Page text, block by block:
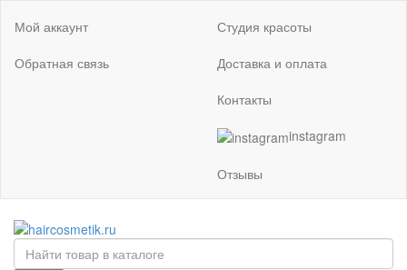
Мой аккаунт
Обратная связь
Студия красоты
Доставка и оплата
Контакты
instagram
Отзывы